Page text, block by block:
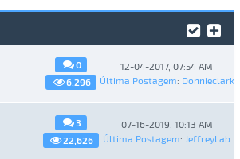
0
6,296
12-04-2017, 07:54 AM
Última Postagem: Donnieclark
3
22,626
07-16-2019, 10:13 AM
Última Postagem: JeffreyLab